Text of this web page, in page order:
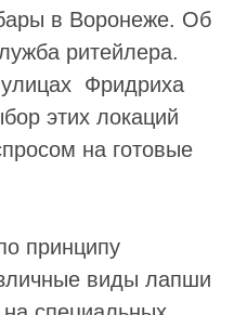
в Воронеже. Об
ритейлера.
Фридриха
этих локаций
на готовые
принципу
виды лапши